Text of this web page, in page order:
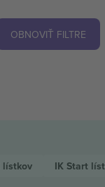
OBNOVIŤ FILTRE
lístkov IK Start